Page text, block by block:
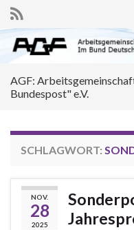
Search for:
AGF:
Bundespost" e.V.
SCHLAGWORT:
NOV.
28
2025